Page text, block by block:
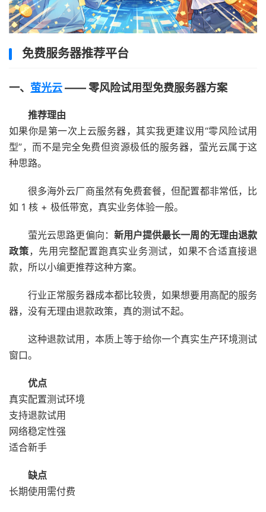
免费服务器推荐平台
一、 萤光云—— 零风险试用型免费服务器方案
推荐理由
如果你是第一次上云服务器，其实我更建议用“零风险试用
型”，而不是完全免费但资源极低的服务器，萤光云属于这
种思路。
很多海外云厂商虽然有免费套餐，但配置都非常低，比
如 1 核 + 极低带宽，真实业务体验一般。
萤光云思路更偏向： 新用户提供最长一周的无理由退款
政策，先用完整配置跑真实业务测试，如果不合适直接退
款，所以小编更推荐这种方案。
行业正常服务器成本都比较贵，如果想要用高配的服务
器，没有无理由退款政策，真的测试不起。
这种退款试用，本质上等于给你一个真实生产环境测试
窗口。
优点
真实配置测试环境
支持退款试用
网络稳定性强
适合新手
缺点
长期使用需付费